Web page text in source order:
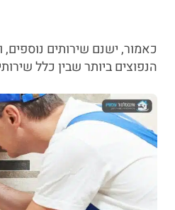
כאמור, ישנם שירותים
הנפוצים ביותר שבין כלל